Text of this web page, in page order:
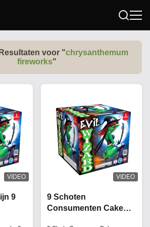
Resultaten voor "chrysanthemum
fireworks"
VIDEO
9
VIDEO
9 Schoten
Consumenten Cake